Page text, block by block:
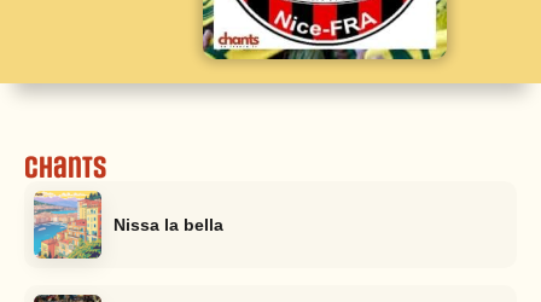
Chants
Nissa la bella